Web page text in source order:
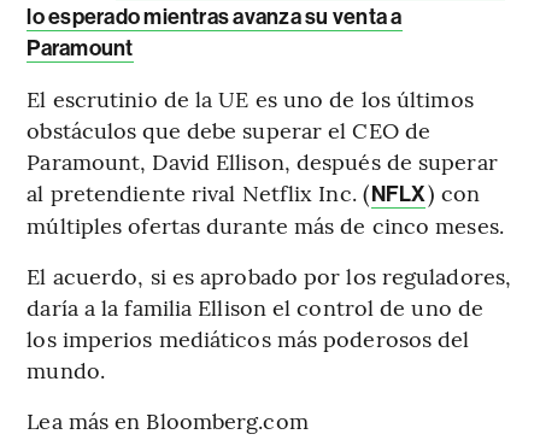
lo esperado mientras avanza su venta a
Paramount
El escrutinio de la UE es uno de los últimos
obstáculos que debe superar el CEO de
Paramount, David Ellison, después de superar
al pretendiente rival Netflix Inc. (NFLX) con
múltiples ofertas durante más de cinco meses.
El acuerdo, si es aprobado por los reguladores,
daría a la familia Ellison el control de uno de
los imperios mediáticos más poderosos del
mundo.
Lea más en Bloomberg.com